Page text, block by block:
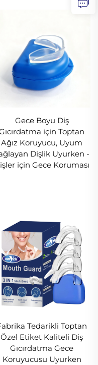
Şiddetli diş
tasarlanmıştır.
koruyucusundan
rahat kullanım
çift görev
aydınlatmak
spor sırasında
için de
Gece Boyu Diş
için Toptan
Ağız Koruyucu, Uyum
Dişlik Uyurken -
için Gece Koruması
Tedarikli Toptan
Özel Etiket Kaliteli Diş
Gıcırdatma Gece
Koruyucusu Uyurken